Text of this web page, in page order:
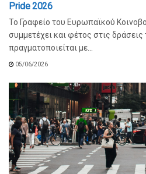
Pride 2026
Το Γραφείο του Ευρωπαϊκού
συμμετέχει και φέτος στις
πραγματοποιείται με...
05/06/2026